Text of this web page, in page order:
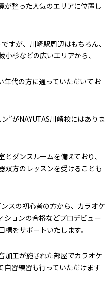
が整った人気のエリアに位置し
すが、川崎駅周辺はもちろん、
杉などの広いエリアから、
年代の方に通っていただいてお
”がNAYUTAS川崎校にはありま
ダンスルームを備えており、
双方のレッスンを受けることも
スの初心者の方から、カラオケ
ションの合格などプロデビュー
をサポートいたします。
加工が施された部屋でカラオケ
自習練習も行っていただけます